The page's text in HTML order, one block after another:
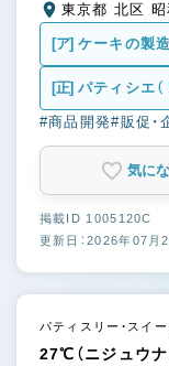
東京
[ア] ケーキの製
[正] パティシエ（
#商品開発#販促・
気に
掲載ID 1005120C
更新日：2026年07月
パティスリー・スイー
27℃（ニジュウナ